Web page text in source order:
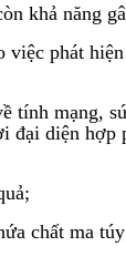
khả năng
phát
mạng,
diện
chất ma